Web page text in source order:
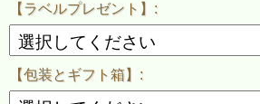
※ご決済方法を『銀行振込』でご選択
金確認後から３～４週間後のお届けと
※完全受注生産品の為、お届け日をご
指定日までのお届けが難しい場合が御
【ラベルプレゼント】:
【包装とギフト箱】: